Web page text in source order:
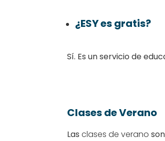
¿ESY es gratis?
Sí. Es un servicio de
Clases de Verano
Lasclases de verano